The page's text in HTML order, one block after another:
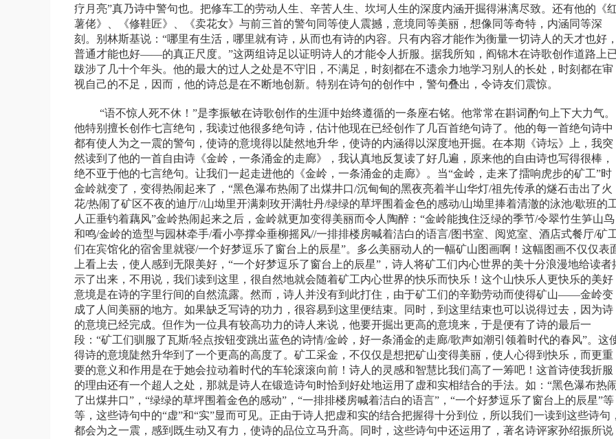
疗月亮”真乃诗中警句也。把修车工的劳动人生、辛苦人生、坎坷人生的深度内涵开掘得淋漓尽致。还有他的《
薯佬》、《修鞋匠》、《卖花女》与前三首的警句同等使人震撼，意境同等美丽，想像同等奇特，内涵同等深
刻。别林斯基说：“哪里有生活，哪里就有诗，从而也有诗的内容。只有内容才能作为衡量一切诗人的天才也好，
普通才能也好——的真正尺度。”这两组诗足以证明诗人的才能令人折服。据我所知，阎锦木在诗歌创作道路上
跋涉了几十个年头。他的最大的过人之处是不守旧，不满足，时刻都在不遗余力地学习别人的长处，时刻都在审
视自己的不足，因而，他的诗总是在不断地创新。特别在诗句的创作中，警句叠出，令诗友们震惊。
“语不惊人死不休！”是李振敏在诗歌创作的生涯中始终遵循的一条座右铭。他常常在斟词酌句上下大力气。
他特别擅长创作七言绝句，我读过他很多绝句诗，估计他现在已经创作了几百首绝句诗了。他的每一首绝句诗中
都有使人为之一震的警句，使诗的意境得以陡然地升华，使诗的内涵得以深度地开掘。在本期《诗坛》上，我突
然读到了他的一首自由诗《金岭，一条涌金的走廊》，我认真地反复读了好几遍，原来他的自由诗也写得很棒，
绝不亚于他的七言绝句。让我们一起走进他的《金岭，一条涌金的走廊》。当“金岭，走来了擂响虎步的矿工”时
金岭就变了，变得热闹起来了，“黑色瀑布热闹了出煤井口/沉甸甸的黑夜亮着半山华灯/祖先传承的燧石击出了火
花/热闹了矿区不夜的迪厅//山坳里开满刺玫开满牡丹/绿绿的草坪围着金色的感动/山坳里捧着清澈的泳池/歇班的
人正垂钓着藕风”金岭热闹起来之后，金岭就更加变得美丽而令人陶醉：“金岭能拽住泛绿的季节/令翠竹生笋山鸟
和鸣/金岭的造型与园林牵手/看小亭撑伞垂柳摇风//一排排楼房喊着洁白的语言/图书室、阅览室、酒店式餐厅/矿
们在宾馆化的宿舍里就寝/一个好梦逗乐了窗台上的辰星”。多么美丽动人的一幅矿山图画啊！这幅图画不仅仅表
上看上去，使人感到无限美好，“一个好梦逗乐了窗台上的辰星”，诗人将矿工们内心世界的美十分浪漫地给读者
示了出来，不用说，我们读到这里，很自然地就会随着矿工内心世界的快乐而快乐！这个山快乐人更快乐的美好
意境是在诗的字里行间的自然流露。然而，诗人并没有到此打住，由于矿工们的辛勤劳动而使得矿山——金岭变
成了人间美丽的地方。如果缺乏写诗的功力，很容易到这里便结束。同时，到这里结束也可以说得过去，因为诗
的意境已经完成。但作为一位具有较高功力的诗人来说，他要开掘出更高的意境来，于是便有了诗的最后一
段：“矿工们驯服了瓦斯/轻点按钮变跳出蓝色的诗情/金岭，好一条涌金的走廊/歌声如潮引领着时代的春风”。这
得诗的意境陡然升华到了一个更高的高度了。矿工采金，不仅仅是想把矿山变得美丽，使人心得到快乐，而更重
要的意义和作用是在于她会拉动着时代的车轮滚滚向前！诗人的灵感和智慧比我们高了一筹吧！这首诗使我折服
的理由还有一个超人之处，那就是诗人在锻造诗句时恰到好处地运用了虚和实相结合的手法。如：“黑色瀑布热闹
了出煤井口”，“绿绿的草坪围着金色的感动”，“一排排楼房喊着洁白的语言”，“一个好梦逗乐了窗台上的辰星”等
等，这些诗句中的“虚”和“实”显而可见。正由于诗人把虚和实的结合把握得十分到位，所以我们一读到这些诗句，
都会为之一震，感到既生动又有力，使诗的品位立马升高。同时，这些诗句中还运用了，著名诗评家孙绍振所说